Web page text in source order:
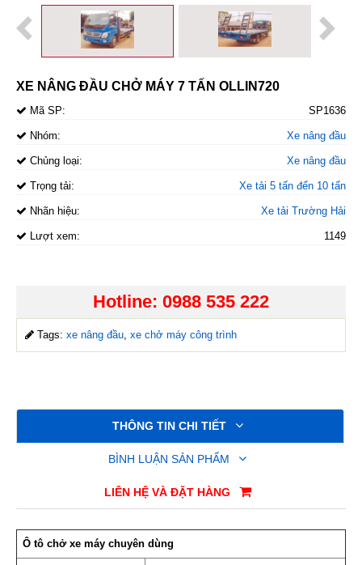
XE NÂNG ĐẦU CHỞ MÁY 7 TẤN OLLIN720
Mã SP: SP1636
Nhóm: Xe nâng đầu
Chủng loại: Xe nâng đầu
Trọng tải: Xe tải 5 tấn đến 10 tấn
Nhãn hiệu: Xe tải Trường Hải
Lượt xem: 1149
Hotline: 0988 535 222
Tags: xe nâng đầu, xe chở máy công trình
THÔNG TIN CHI TIẾT
BÌNH LUẬN SẢN PHẨM
LIÊN HỆ VÀ ĐẶT HÀNG
Ô tô chở xe máy chuyên dùng